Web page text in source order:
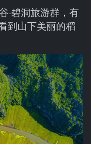
-碧洞旅游群，有
到山下美丽的稻